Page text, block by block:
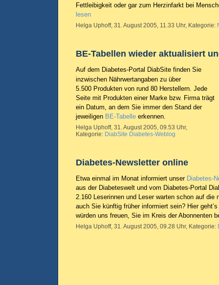
Fettleibigkeit oder gar zum Herzinfarkt bei
lesen
Helga Uphoff, 31. August 2005, 11.33 Uhr, Kategorie:
BE-Tabellen wieder aktualisiert
Auf dem Diabetes-Portal DiabSite finden Sie
inzwischen Nährwertangaben zu über
5.500 Produkten von rund 80 Herstellern. Jede
Seite mit Produkten einer Marke bzw. Firma trägt
ein Datum, an dem Sie immer den Stand der
jeweiligen BE-Tabelle erkennen.
Helga Uphoff, 31. August 2005, 09.53 Uhr,
Kategorie: DiabSite Diabetes-Weblog
Diabetes-Newsletter online
Etwa einmal im Monat informiert unser Diabetes-
aus der Diabeteswelt und vom Diabetes-Portal
2.160 Leserinnen und Leser warten schon auf die
auch Sie künftig früher informiert sein? Hier
würden uns freuen, Sie im Kreis der Abonnenten
Helga Uphoff, 31. August 2005, 09.28 Uhr, Kategorie: